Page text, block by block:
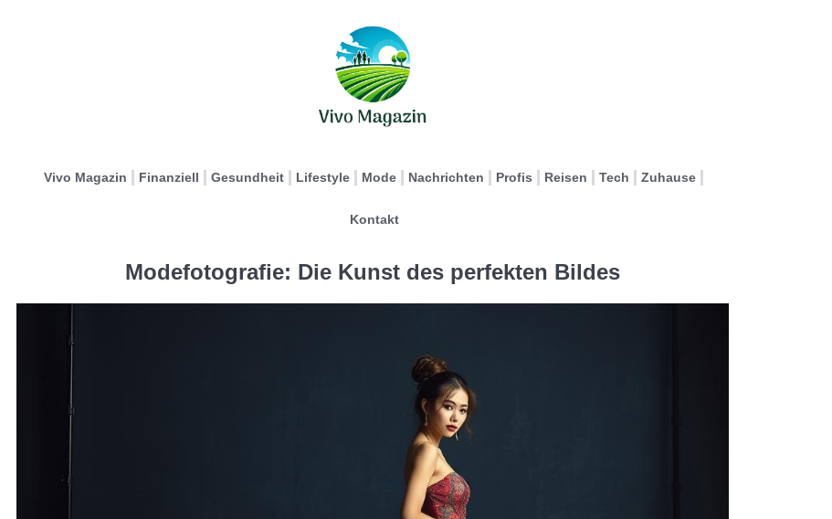
Vivo Magazin Finanziell Gesundheit Lifestyle Mode Nachrichten Profis Reisen Tech Zuhause
Kontakt
Modefotografie: Die Kunst des perfekten Bildes